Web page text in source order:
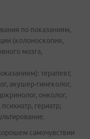
по показаниям,
(колоноскопия,
мозга,
терапевт,
акушер-гинеколог,
онколог,
гериатр;
самочувствии